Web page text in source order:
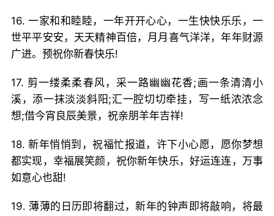
16. 一家和和睦睦，一年开开心心，一生快快乐乐，一
世平平安安，天天精神百倍，月月喜气洋洋，年年财源
广进。预祝你新春快乐!
17. 剪一缕柔柔春风，采一路幽幽花香;画一条清清小
溪，添一抹淡淡斜阳;汇一腔切切牵挂，写一纸浓浓念
想;借今宵良辰美景，祝亲朋羊年吉祥!
18. 新年悄悄到，祝福忙报道，许下小心愿，愿你梦想
都实现，幸福展笑颜，祝你新年快乐，好运连连，万事
如意心也甜!
19. 薄薄的日历即将翻过，新年的钟声即将敲响，将最